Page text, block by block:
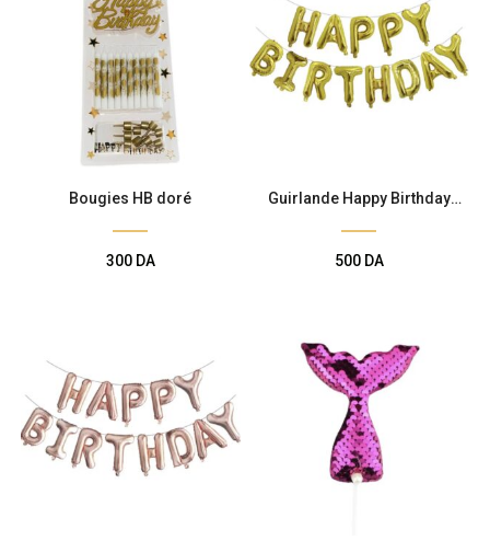
Bougies HB doré
300 DA
Guirlande Happy Birthday
500 DA